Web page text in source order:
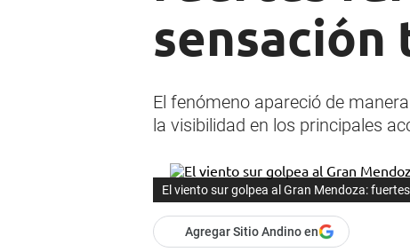
sensación
El fenómeno apareció de
la visibilidad en los principales
El viento sur golpea al Gran Mendoza:
Agregar Sitio Andino en